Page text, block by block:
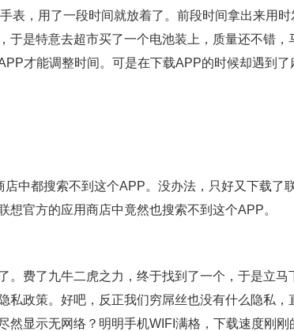
表，用了一段时间就放着了。前段时间拿出来用时
于是特意去超市买了一个电池装上，质量还不错，
才能调整时间。可是在下载APP的时候却遇到了
店中都搜索不到这个APP。没办法，只好又下载了
想官方的应用商店中竟然也搜索不到这个APP。
。费了九牛二虎之力，终于找到了一个，于是立马
私政策。好吧，反正我们穷屌丝也没有什么隐私，
然显示无网络？明明手机WIFI满格，下载速度刚刚